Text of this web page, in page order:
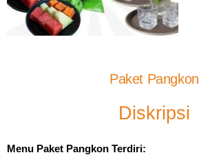
Paket Pangkon
Diskripsi
Menu Paket Pangkon Terdiri: